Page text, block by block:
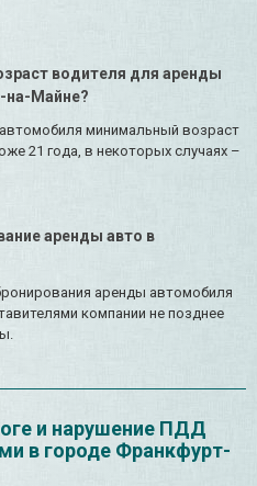
водителя для аренды
на-Майне?
минимальный возраст
21 года, в некоторых случаях –
аренды авто в
аренды автомобиля
компании не позднее
и нарушение ПДД
в городе Франкфурт-